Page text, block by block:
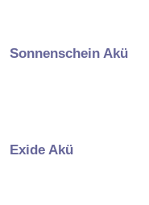
Sonnenschein Akü
Exide Akü